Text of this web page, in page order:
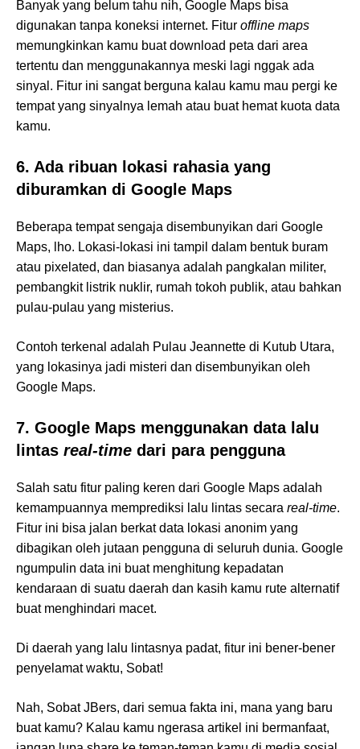
Banyak yang belum tahu nih, Google Maps bisa
digunakan tanpa koneksi internet. Fitur offline maps
memungkinkan kamu buat download peta dari area
tertentu dan menggunakannya meski lagi nggak ada
sinyal. Fitur ini sangat berguna kalau kamu mau pergi ke
tempat yang sinyalnya lemah atau buat hemat kuota data
kamu.
6. Ada ribuan lokasi rahasia yang
diburamkan di Google Maps
Beberapa tempat sengaja disembunyikan dari Google
Maps, lho. Lokasi-lokasi ini tampil dalam bentuk buram
atau pixelated, dan biasanya adalah pangkalan militer,
pembangkit listrik nuklir, rumah tokoh publik, atau bahkan
pulau-pulau yang misterius.
Contoh terkenal adalah Pulau Jeannette di Kutub Utara,
yang lokasinya jadi misteri dan disembunyikan oleh
Google Maps.
7. Google Maps menggunakan data lalu
lintas real-time dari para pengguna
Salah satu fitur paling keren dari Google Maps adalah
kemampuannya memprediksi lalu lintas secara real-time.
Fitur ini bisa jalan berkat data lokasi anonim yang
dibagikan oleh jutaan pengguna di seluruh dunia. Google
ngumpulin data ini buat menghitung kepadatan
kendaraan di suatu daerah dan kasih kamu rute alternatif
buat menghindari macet.
Di daerah yang lalu lintasnya padat, fitur ini bener-bener
penyelamat waktu, Sobat!
Nah, Sobat JBers, dari semua fakta ini, mana yang baru
buat kamu? Kalau kamu ngerasa artikel ini bermanfaat,